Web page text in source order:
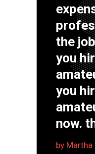
the
you
you
now.
by Martha